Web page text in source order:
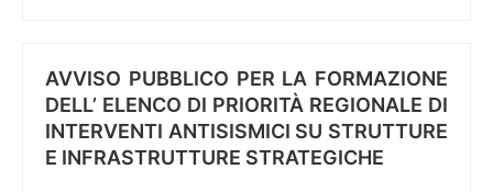
AVVISO PUBBLICO PER LA FORMAZIONE
DELL’ ELENCO DI PRIORITÀ REGIONALE DI
INTERVENTI ANTISISMICI SU STRUTTURE
E INFRASTRUTTURE STRATEGICHE